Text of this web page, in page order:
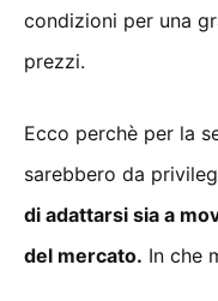
condizioni per una
prezzi.
Ecco perchè per la
sarebbero da
di adattarsi sia a
del mercato. In che